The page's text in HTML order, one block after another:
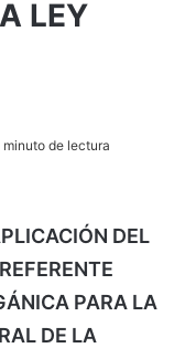
LEY
minuto de lectura
DEL
PARA LA
DE LA